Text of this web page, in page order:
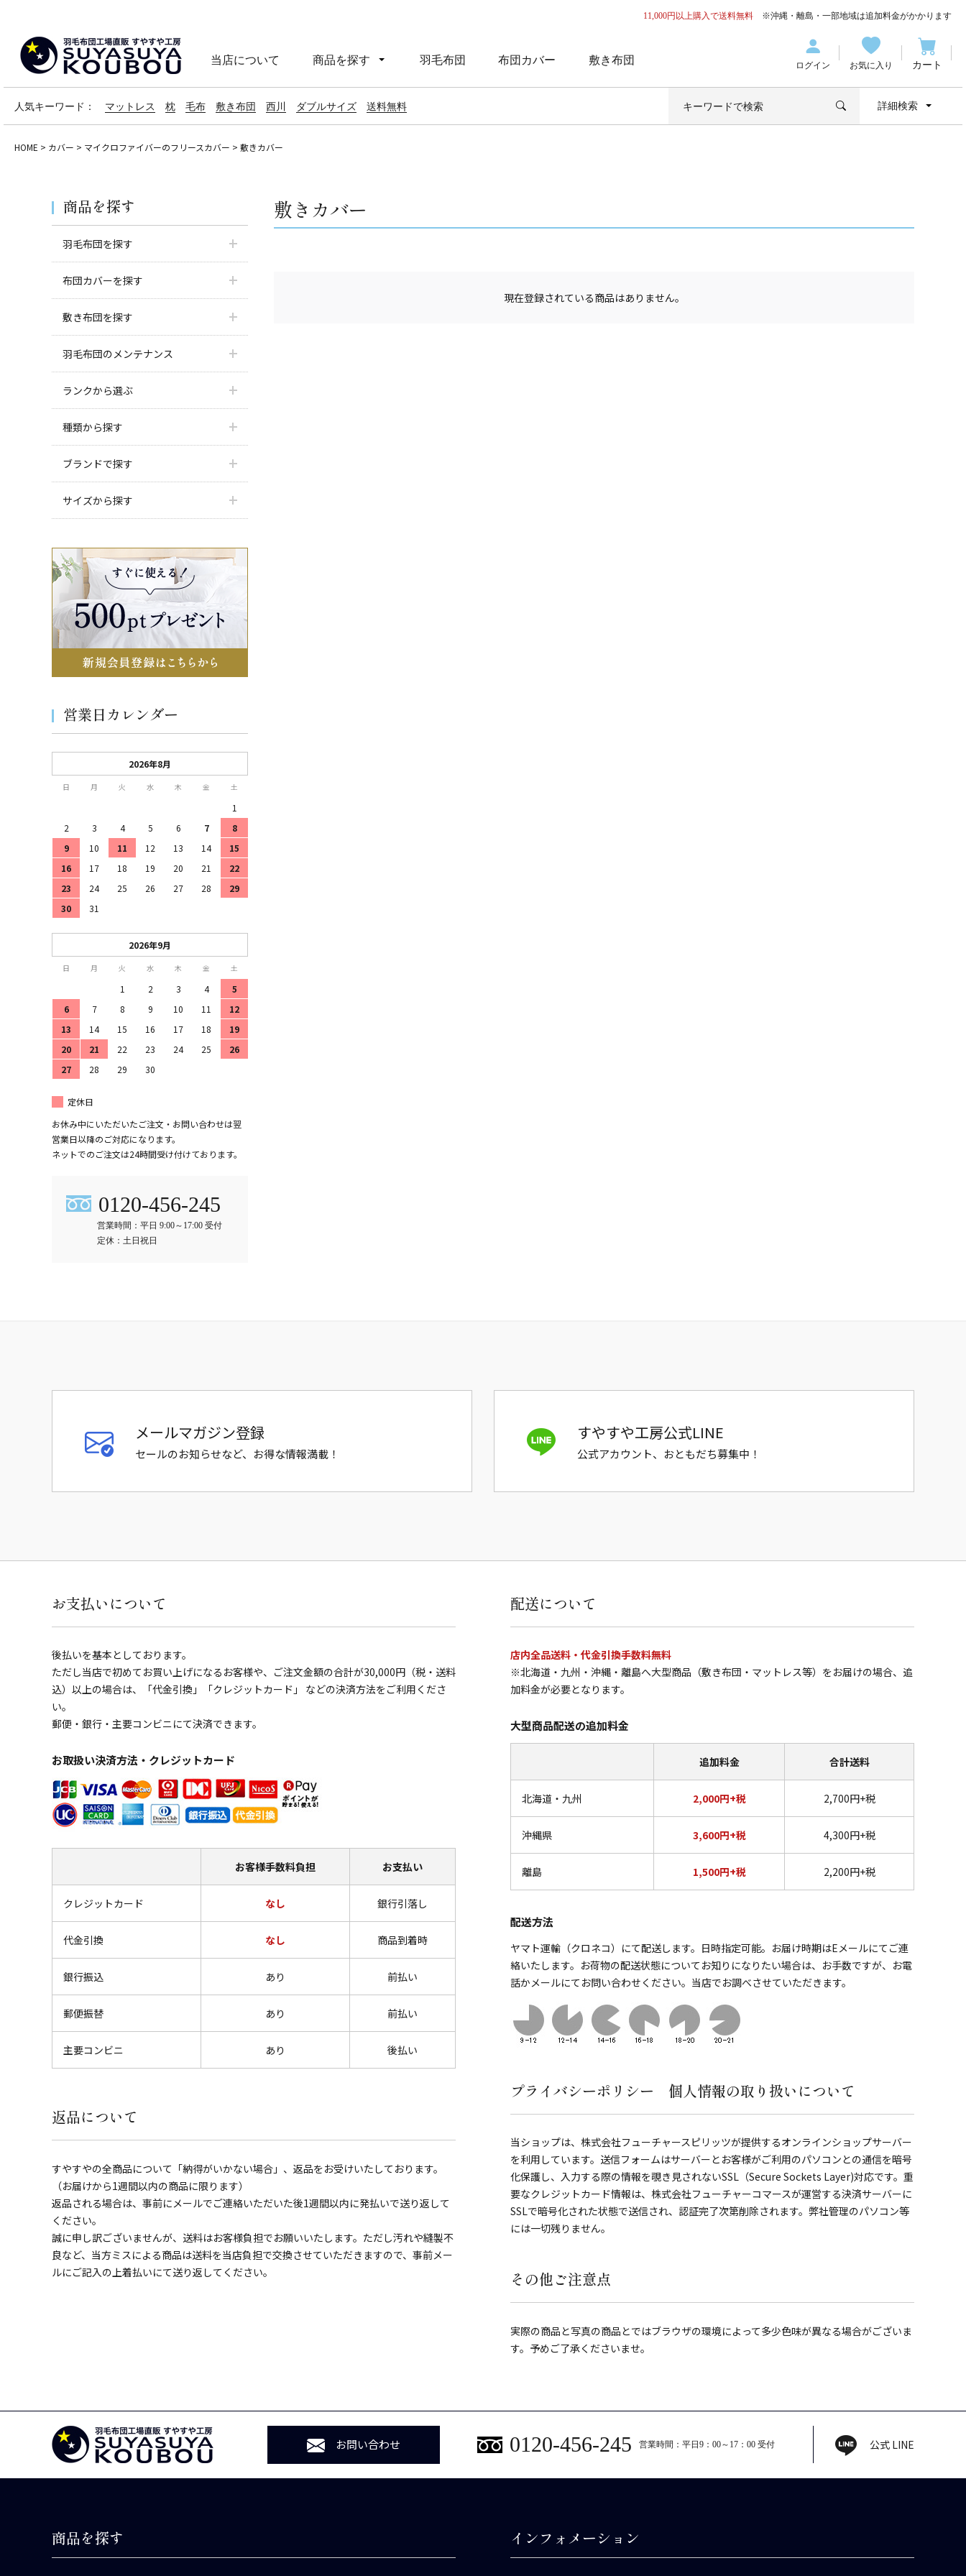
11,000円以上購入で送料無料 ※沖縄・離島・一部地域は追加料金がかかります
当店について 商品を探す 羽毛布団 布団カバー 敷き布団 ログイン お気に入り カート
人気キーワード： マットレス 枕 毛布 敷き布団 西川 ダブルサイズ 送料無料 詳細検索
HOME カバー マイクロファイバーのフリースカバー 敷きカバー
商品を探す
羽毛布団を探す
布団カバーを探す
敷き布団を探す
羽毛布団のメンテナンス
ランクから選ぶ
種類から探す
ブランドで探す
サイズから探す
営業日カレンダー
2026年8月
日 月 火 水 木 金 土
1
2
3 4 5 6 7
8
9
10 11 12 13 14
15
16
17 18 19 20 21
22
23
24 25 26 27 28
29
30
31
2026年9月
日 月 火 水 木 金 土
1 2 3 4
5
6
7 8 9 10 11
12
13
14 15 16 17 18
19
20
21 22 23 24 25
26
27
28 29 30
定休日
お休み中にいただいたご注文・お問い合わせは翌
営業日以降のご対応になります。
ネットでのご注文は24時間受け付けております。
0120-456-245
営業時間：平日 9:00～17:00 受付
定休：土日祝日
敷きカバー
現在登録されている商品はありません。
メールマガジン登録
セールのお知らせなど、お得な情報満載！
すやすや工房公式LINE
公式アカウント、おともだち募集中！
お支払いについて
後払いを基本としております。
ただし当店で初めてお買い上げになるお客様や、ご注文金額の合計が30,000円（税・送料
込）以上の場合は、「代金引換」「クレジットカード」 などの決済方法をご利用くださ
い。
郵便・銀行・主要コンビニにて決済できます。
お取扱い決済方法・クレジットカード
お客様手数料負担 お支払い
クレジットカード なし 銀行引落し
代金引換 なし 商品到着時
銀行振込 あり 前払い
郵便振替 あり 前払い
主要コンビニ あり 後払い
返品について
すやすやの全商品について「納得がいかない場合」、返品をお受けいたしております。
（お届けから1週間以内の商品に限ります）
返品される場合は、事前にメールでご連絡いただいた後1週間以内に発払いで送り返して
ください。
誠に申し訳ございませんが、送料はお客様負担でお願いいたします。ただし汚れや縫製不
良など、当方ミスによる商品は送料を当店負担で交換させていただきますので、事前メー
ルにご記入の上着払いにて送り返してください。
配送について
店内全品送料・代金引換手数料無料
※北海道・九州・沖縄・離島へ大型商品（敷き布団・マットレス等）をお届けの場合、追
加料金が必要となります。
大型商品配送の追加料金
追加料金 合計送料
北海道・九州 2,000円+税 2,700円+税
沖縄県 3,600円+税 4,300円+税
離島 1,500円+税 2,200円+税
配送方法
ヤマト運輸（クロネコ）にて配送します。日時指定可能。お届け時期はEメールにてご連
絡いたします。お荷物の配送状態についてお知りになりたい場合は、お手数ですが、お電
話かメールにてお問い合わせください。当店でお調べさせていただきます。
プライバシーポリシー 個人情報の取り扱いについて
当ショップは、株式会社フューチャースピリッツが提供するオンラインショップサーバー
を利用しています。送信フォームはサーバーとお客様がご利用のパソコンとの通信を暗号
化保護し、入力する際の情報を覗き見されないSSL（Secure Sockets Layer)対応です。重
要なクレジットカード情報は、株式会社フューチャーコマースが運営する決済サーバーに
SSLで暗号化された状態で送信され、認証完了次第削除されます。弊社管理のパソコン等
には一切残りません。
その他ご注意点
実際の商品と写真の商品とではブラウザの環境によって多少色味が異なる場合がございま
す。予めご了承くださいませ。
お問い合わせ 0120-456-245 営業時間：平日9：00～17：00 受付 公式 LINE
商品を探す インフォメーション